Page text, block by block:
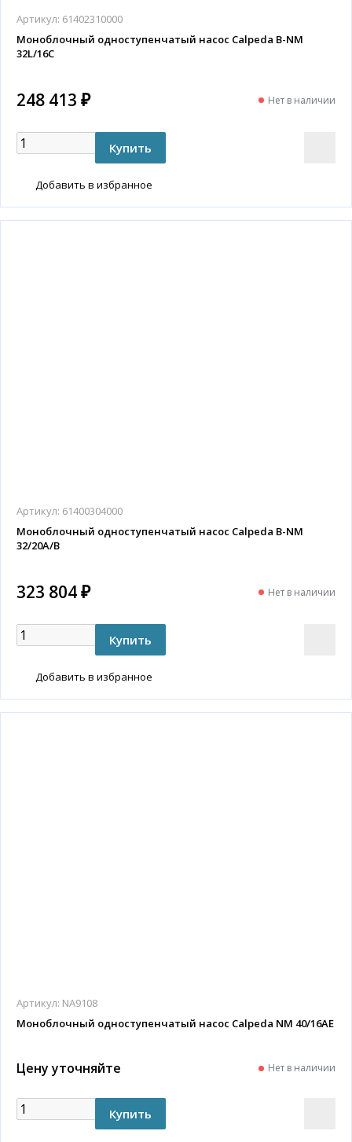
Артикул: 61402310000
Моноблочный одноступенчатый насос Calpeda B-NM
32L/16C
248 413 ₽ Нет в наличии
Добавить в избранное
Артикул: 61400304000
Моноблочный одноступенчатый насос Calpeda B-NM
32/20A/B
323 804 ₽ Нет в наличии
Добавить в избранное
Артикул: NA9108
Моноблочный одноступенчатый насос Calpeda NM 40/16AE
Цену уточняйте Нет в наличии